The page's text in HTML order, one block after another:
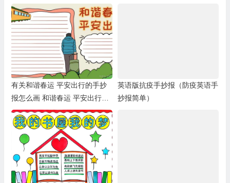
有关和谐春运 平安出行的手抄
报怎么画 和谐春运 平安出行手
抄报简单又漂亮
英语版抗疫手抄报（防疫英语手
抄报简单）